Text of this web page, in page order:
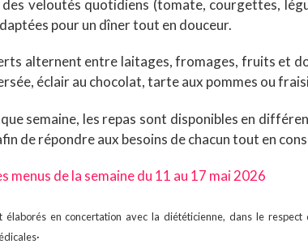
des veloutés quotidiens (tomate, courgettes,
pour un dîner tout en douceur.
alternent entre laitages, fromages, fruits et
éclair au chocolat, tarte aux pommes ou
semaine, les repas sont disponibles en
de répondre aux besoins de chacun tout en
menus de la semaine du 11 au 17 mai 2026
élaborés en concertation avec la diététicienne, dans le
.